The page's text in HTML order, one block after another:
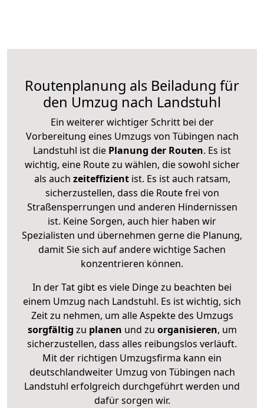
Routenplanung als Beiladung für
den Umzug nach Landstuhl
Ein weiterer wichtiger Schritt bei der
Vorbereitung eines Umzugs von Tübingen nach
Landstuhl ist die Planung der Routen. Es ist
wichtig, eine Route zu wählen, die sowohl sicher
als auch zeiteffizientist. Es ist auch ratsam,
sicherzustellen, dass die Route frei von
Straßensperrungen und anderen Hindernissen
ist. Keine Sorgen, auch hier haben wir
Spezialisten und übernehmen gerne die Planung,
damit Sie sich auf andere wichtige Sachen
konzentrieren können.
In der Tat gibt es viele Dinge zu beachten bei
einem Umzug nach Landstuhl. Es ist wichtig, sich
Zeit zu nehmen, um alle Aspekte des Umzugs
sorgfältig zu planen und zu organisieren, um
sicherzustellen, dass alles reibungslos verläuft.
Mit der richtigen Umzugsfirma kann ein
deutschlandweiter Umzug von Tübingen nach
Landstuhl erfolgreich durchgeführt werden und
dafür sorgen wir.